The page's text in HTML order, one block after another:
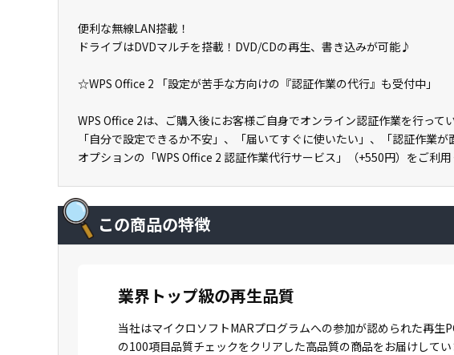
便利な無線LAN搭載！
ドライブはDVDマルチを搭載！DVD/CDの再生、書き込みが可能♪
☆WPS Office 2 「設定が苦手な方向けの『認証作業の代行』も受付中」
WPS Office 2は、ご購入後にお客様ご自身でオンライン認証作業を行って
「自分で設定できるか不安」、「届いてすぐに使いたい」、「認証作業が
オプションの「WPS Office 2 認証作業代行サービス」（+550円）をご利用
この商品の特徴
業界トップ級の再生品質
当社はマイクロソフトMARプログラムへの参加が認められた再
の100項目品質チェックをクリアした高品質の商品をお届けしてい